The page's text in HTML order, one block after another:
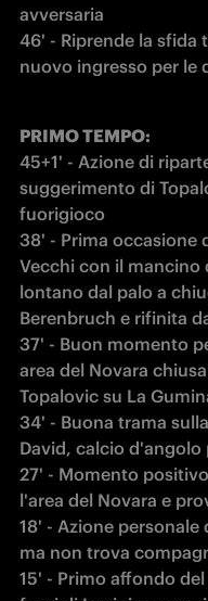
avversaria
46' - Riprende la sfida
nuovo ingresso per le
PRIMO TEMPO:
45+1' - Azione di
suggerimento di
fuorigioco
38' - Prima occasione
Vecchi con il mancino
lontano dal palo a
Berenbruch e rifinita
37' - Buon momento
area del Novara
Topalovic su La
34' - Buona trama
David, calcio d'angolo
27' - Momento
l'area del Novara e
18' - Azione
ma non trova
15' - Primo affondo